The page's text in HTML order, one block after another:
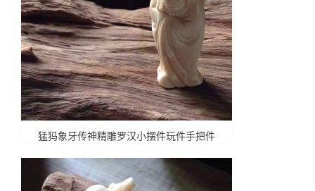
猛犸象牙传神精雕罗汉小摆件玩件手把件